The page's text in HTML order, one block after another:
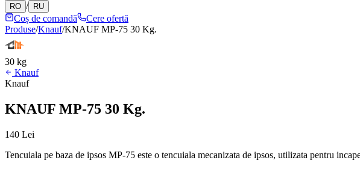
RO / RU
Coș de comandă
Cere ofertă
Produse/Knauf/KNAUF MP-75 30 Kg.
30 kg
Knauf
Knauf
KNAUF MP-75 30 Kg.
140 Lei
Tencuiala pe baza de ipsos MP-75 este o tencuiala mecanizata de ipsos, utilizata pentru